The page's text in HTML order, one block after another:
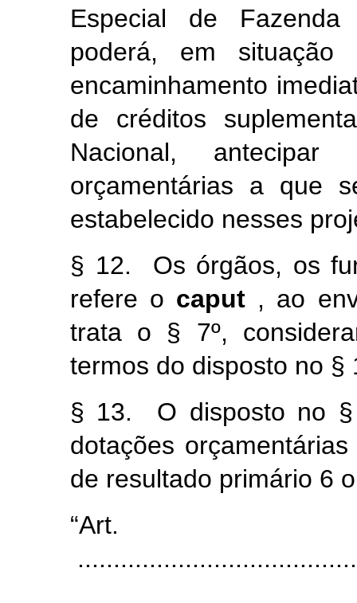
Especial de
poderá, em situação
encaminhamento
de créditos
Nacional,
orçamentárias a que
estabelecido nesses
§ 12. Os órgãos, os
refere o caput , ao
trata o § 7º,
termos do disposto no §
§ 13. O disposto no
dotações
de resultado primário 6